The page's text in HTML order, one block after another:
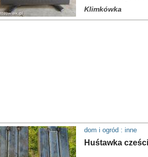
Klimkówka
dom i ogród : inne
Huśtawka cześci